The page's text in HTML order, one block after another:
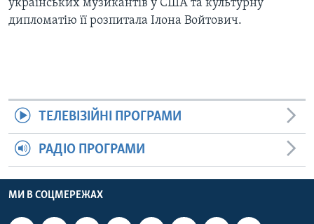
українських музикантів у США та культурну
дипломатію її розпитала Ілона Войтович.
ТЕЛЕВІЗІЙНІ ПРОГРАМИ
РАДІО ПРОГРАМИ
МИ В СОЦМЕРЕЖАХ